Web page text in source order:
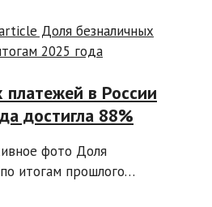
в России
достигла 88%
фото Доля
итогам прошлого…